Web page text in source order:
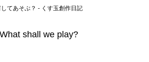
てあそぶ？ - くす玉創作日記
What shall we play?